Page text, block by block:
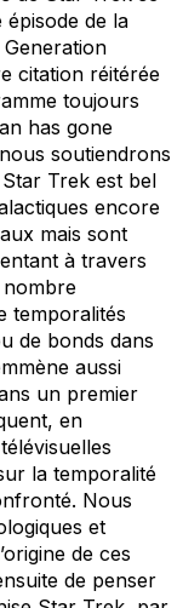
de la
citation réitérée
toujours
has gone
soutiendrons
Star Trek est bel
encore
mais sont
à travers
nombre
temporalités
de bonds dans
aussi
un premier
en
la temporalité
Nous
et
de ces
de penser